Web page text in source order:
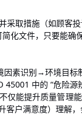
采取措施（如顾客
化文件，只要能确
因素识别→环境目
45001 中的 “危险源
仅能提升质量管理
客户满意度）理解